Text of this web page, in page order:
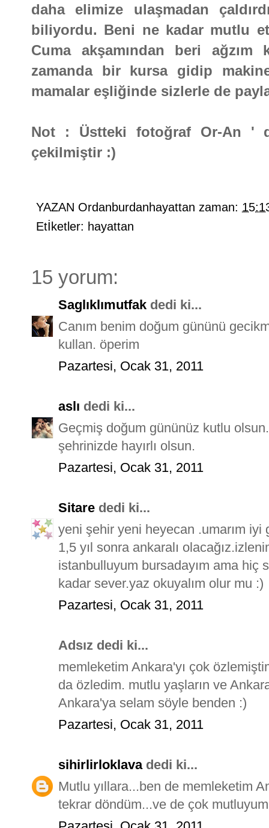
daha elimize ulaşmadan
biliyordu. Beni ne kadar mutlu
Cuma akşamından beri ağzım
zamanda bir kursa gidip
mamalar eşliğinde sizlerle de
Not : Üstteki fotoğraf Or-An '
çekilmiştir :)
YAZAN Ordanburdanhayattan zaman:
Etİketler: hayattan
15 yorum:
Saglıklımutfak dedi ki...
Canım benim doğum gününü
kullan. öperim
Pazartesi, Ocak 31, 2011
aslı dedi ki...
Geçmiş doğum gününüz kutlu
şehrinizde hayırlı olsun.
Pazartesi, Ocak 31, 2011
Sitare dedi ki...
yeni şehir yeni heyecan .umarım iyi
1,5 yıl sonra ankaralı
istanbulluyum bursadayım ama hiç
kadar sever.yaz okuyalım olur mu :)
Pazartesi, Ocak 31, 2011
Adsız dedi ki...
memleketim Ankara'yı çok
da özledim. mutlu yaşların ve
Ankara'ya selam söyle benden :)
Pazartesi, Ocak 31, 2011
sihirlirloklavadedi ki...
Mutlu yıllara...ben de memleketim
tekrar döndüm...ve de çok